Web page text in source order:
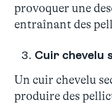
provoquer une
entraînant des
Cuir chevelu
Un cuir chevelu
produire des